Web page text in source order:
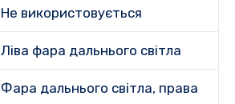
Не використовується
Ліва фара дальнього світла
Фара дальнього світла, права